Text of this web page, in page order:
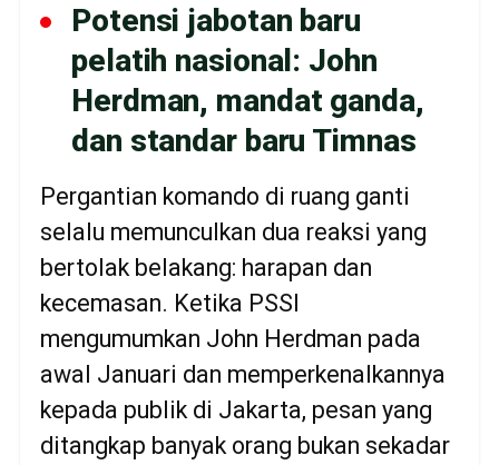
Potensi jabotan baru
pelatih nasional: John
Herdman, mandat ganda,
dan standar baru Timnas
Pergantian komando di ruang ganti
selalu memunculkan dua reaksi yang
bertolak belakang: harapan dan
kecemasan. Ketika PSSI
mengumumkan John Herdman pada
awal Januari dan memperkenalkannya
kepada publik di Jakarta, pesan yang
ditangkap banyak orang bukan sekadar